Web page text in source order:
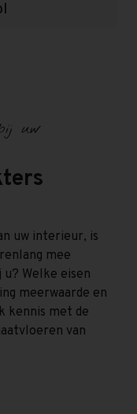
uw
uw interieur, is
mee
Welke eisen
meerwaarde en
kennis met de
van